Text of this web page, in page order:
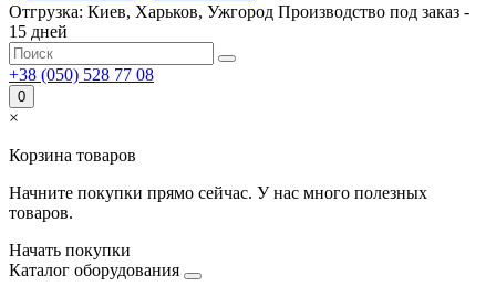
Отгрузка: Киев, Харьков, Ужгород Производство под заказ -
15 дней
+38 (050) 528 77 08
0
×
Корзина товаров
Начните покупки прямо сейчас. У нас много полезных
товаров.
Начать покупки
Каталог оборудования